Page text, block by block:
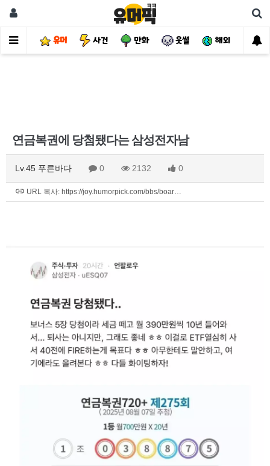
유머 사건 만화 웃썰 해외 핫
연금복권에 당첨됐다는 삼성전자남
Lv.45 푸른바다 0 2132 0
URL 복사: https://joy.humorpick.com/bbs/boar…